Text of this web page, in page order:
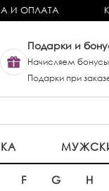
И ОПЛАТА
Подарки и
Начисляем бонусы
Подарки при
F G H